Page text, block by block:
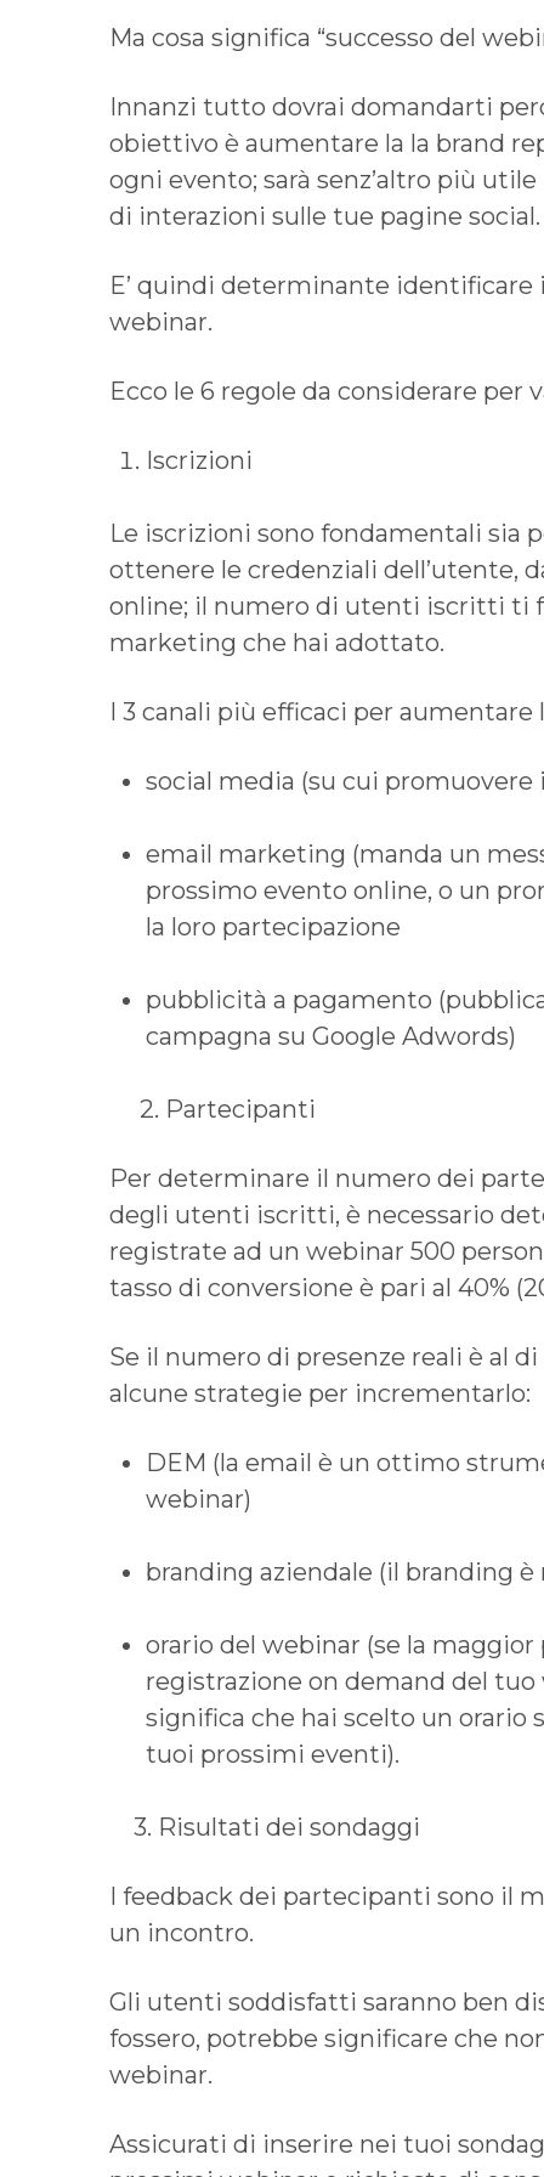
Ma cosa significa “successo del
Innanzi tutto dovrai domandarti
obiettivo è aumentare la la brand
ogni evento; sarà senz’altro più
di interazioni sulle tue pagine social.
E’ quindi determinante
webinar.
Ecco le 6 regole da considerare per
Iscrizioni
Le iscrizioni sono fondamentali sia
ottenere le credenziali dell’utente,
online; il numero di utenti iscritti ti
marketing che hai adottato.
I 3 canali più efficaci per aumentare
social media (su cui
email marketing (manda un
prossimo evento online, o un
la loro partecipazione
pubblicità a pagamento
campagna su Google Adwords)
2. Partecipanti
Per determinare il numero dei
degli utenti iscritti, è necessario
registrate ad un webinar 500
tasso di conversione è pari al 40%
Se il numero di presenze reali è al
alcune strategie per incrementarlo:
DEM (la email è un ottimo
webinar)
branding aziendale (il branding
orario del webinar (se la
registrazione on demand del tuo
significa che hai scelto un orario
tuoi prossimi eventi).
3. Risultati dei sondaggi
I feedback dei partecipanti sono il
un incontro.
Gli utenti soddisfatti saranno ben
fossero, potrebbe significare che
webinar.
Assicurati di inserire nei tuoi